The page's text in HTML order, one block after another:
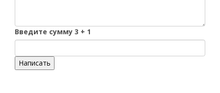
Введите сумму 3 + 1
Написать